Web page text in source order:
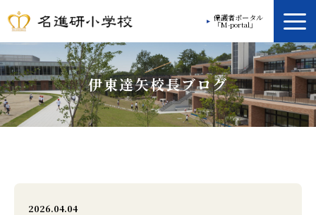
保護者ポータル
「M-portal」
学校案内
教育方針
学校生活
入学案内
伊東達矢校長ブログ
2026.04.04